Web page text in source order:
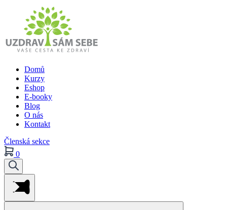
Domů
Kurzy
Eshop
E-booky
Blog
O nás
Kontakt
Členská sekce
0